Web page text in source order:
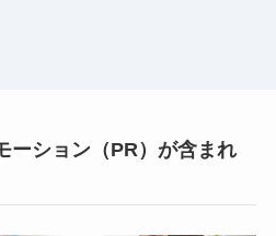
ーション（PR）が含まれ